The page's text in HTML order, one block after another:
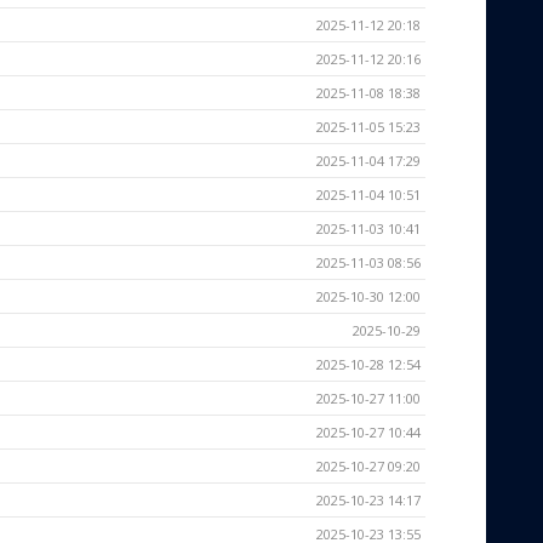
2025-11-12 20:18
2025-11-12 20:16
2025-11-08 18:38
2025-11-05 15:23
2025-11-04 17:29
2025-11-04 10:51
2025-11-03 10:41
2025-11-03 08:56
2025-10-30 12:00
2025-10-29
2025-10-28 12:54
2025-10-27 11:00
2025-10-27 10:44
2025-10-27 09:20
2025-10-23 14:17
2025-10-23 13:55